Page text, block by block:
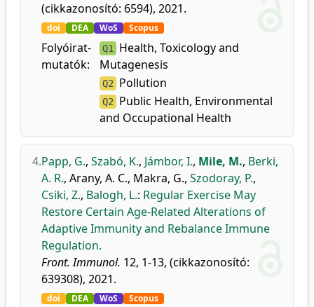
(cikkazonosító: 6594), 2021.
doi DEA WoS Scopus
Folyóirat-
mutatók:
Q1 Health, Toxicology and
Mutagenesis
Q2 Pollution
Q2 Public Health, Environmental
and Occupational Health
4.Papp, G., Szabó, K., Jámbor, I., Mile, M., Berki,
A. R., Arany, A. C., Makra, G., Szodoray, P.,
Csiki, Z., Balogh, L.: Regular Exercise May
Restore Certain Age-Related Alterations of
Adaptive Immunity and Rebalance Immune
Regulation.
Front. Immunol. 12, 1-13, (cikkazonosító:
639308), 2021.
doi DEA WoS Scopus